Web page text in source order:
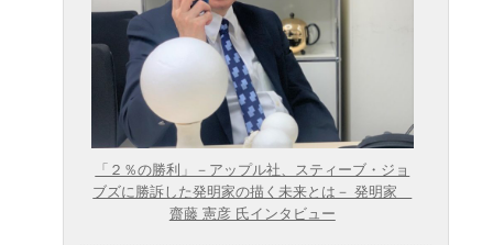
「２％の勝利」－アップル社、スティーブ・ジョ
ブズに勝訴した発明家の描く未来とは－ 発明家
齋藤 憲彦 氏インタビュー